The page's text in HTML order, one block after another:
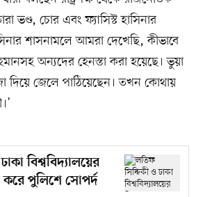
ভণ্ড, চোর এবং ফ্যাসিস্ট হাসিনার
শাসনামলে আমরা দেখেছি, কীভাবে
অন্যদের হেনস্তা করা হয়েছে। ভুয়া
দিয়ে জেলে পাঠিয়েছেন। তখন কোথায়
বিশ্ববিদ্যালয়ের
পুলিশে সোপর্দ